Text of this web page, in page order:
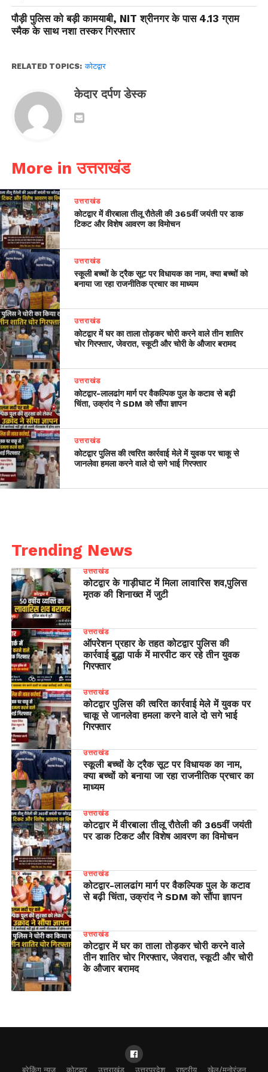
पौड़ी पुलिस को बड़ी कामयाबी, NIT श्रीनगर के पास 4.13 ग्राम
स्मैक के साथ नशा तस्कर गिरफ्तार
RELATED TOPICS: कोटद्वार
केदार दर्पण डेस्क
More in उत्तराखंड
उत्तराखंड
कोटद्वार में वीरबाला तीलू रौतेली की 365वीं जयंती पर डाक
टिकट और विशेष आवरण का विमोचन
उत्तराखंड
स्कूली बच्चों के ट्रैक सूट पर विधायक का नाम, क्या बच्चों को
बनाया जा रहा राजनीतिक प्रचार का माध्यम
उत्तराखंड
कोटद्वार में घर का ताला तोड़कर चोरी करने वाले तीन शातिर
चोर गिरफ्तार, जेवरात, स्कूटी और चोरी के औजार बरामद
उत्तराखंड
​कोटद्वार-लालढांग मार्ग पर वैकल्पिक पुल के कटाव से बढ़ी
चिंता, उक्रांद ने SDM को सौंपा ज्ञापन
उत्तराखंड
कोटद्वार पुलिस की त्वरित कार्रवाई मेले में युवक पर चाकू से
जानलेवा हमला करने वाले दो सगे भाई गिरफ्तार
Trending News
उत्तराखंड
कोटद्वार के गाड़ीघाट में मिला लावारिस शव,पुलिस
मृतक की शिनाख्त में जुटी
उत्तराखंड
ऑपरेशन प्रहार के तहत कोटद्वार पुलिस की
कार्रवाई बुद्धा पार्क में मारपीट कर रहे तीन युवक
गिरफ्तार
उत्तराखंड
कोटद्वार पुलिस की त्वरित कार्रवाई मेले में युवक पर
चाकू से जानलेवा हमला करने वाले दो सगे भाई
गिरफ्तार
उत्तराखंड
स्कूली बच्चों के ट्रैक सूट पर विधायक का नाम,
क्या बच्चों को बनाया जा रहा राजनीतिक प्रचार का
माध्यम
उत्तराखंड
कोटद्वार में वीरबाला तीलू रौतेली की 365वीं जयंती
पर डाक टिकट और विशेष आवरण का विमोचन
उत्तराखंड
​कोटद्वार-लालढांग मार्ग पर वैकल्पिक पुल के कटाव
से बढ़ी चिंता, उक्रांद ने SDM को सौंपा ज्ञापन
उत्तराखंड
कोटद्वार में घर का ताला तोड़कर चोरी करने वाले
तीन शातिर चोर गिरफ्तार, जेवरात, स्कूटी और चोरी
के औजार बरामद
ब्रेकिंग न्यूज कोटद्वार उत्तराखंड उत्तरप्रदेश राष्ट्रीय खेल/मनोरंजन